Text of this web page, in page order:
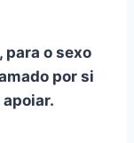
para o sexo
por si